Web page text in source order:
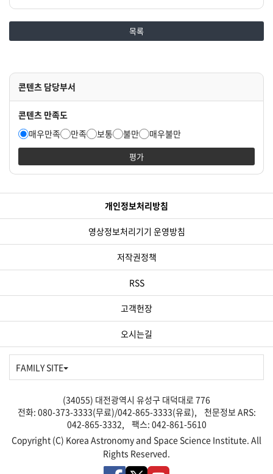
목록
콘텐츠 담당부서
콘텐츠 만족도
매우만족
만족 보통 불만 매우불만
평가
개인정보처리방침
영상정보처리기기 운영방침
저작권정책
RSS
고객헌장
오시는길
FAMILY SITE
(34055) 대전광역시 유성구 대덕대로 776
전화: 080-373-3333(무료)/042-865-3333(유료), 천문정보 ARS:
042-865-3332, 팩스: 042-861-5610
Copyright (C) Korea Astronomy and Space Science Institute. All
Rights Reserved.